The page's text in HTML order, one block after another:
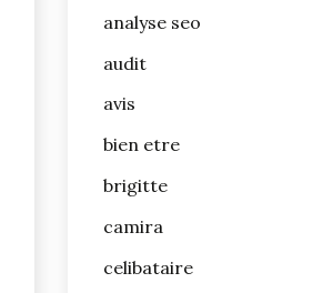
analyse seo
audit
avis
bien etre
brigitte
camira
celibataire